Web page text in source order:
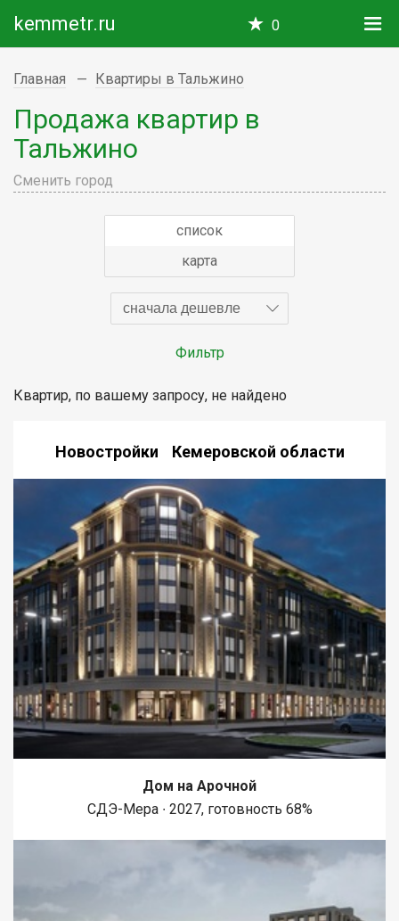
kemmetr.ru 0
Главная Квартиры в Тальжино
Продажа квартир в
Тальжино
Сменить город
список
карта
сначала дешевле
Фильтр
Квартир, по вашему запросу, не найдено
Новостройки Кемеровской области
Дом на Арочной
СДЭ-Мера ∙ 2027, готовность 68%